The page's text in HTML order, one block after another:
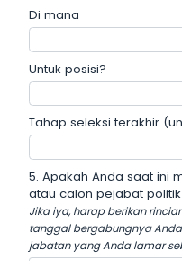
Di mana
Untuk posisi?
Tahap seleksi terakhir
5. Apakah Anda saat ini
atau calon pejabat
Jika iya, harap berikan
tanggal bergabungnya
jabatan yang Anda lamar